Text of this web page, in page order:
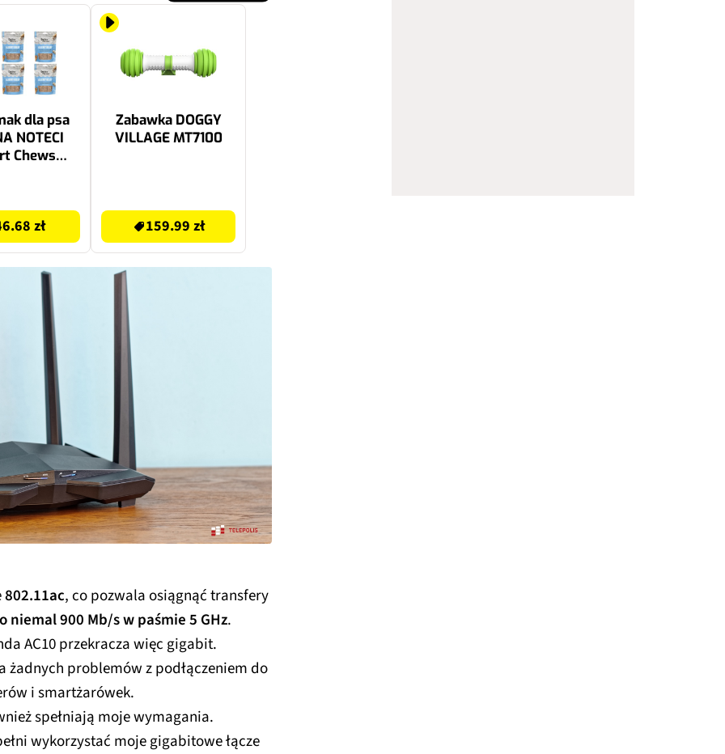
dla psa
NOTECI
Chews
zł
Zabawka DOGGY
VILLAGE MT7100
159.99 zł
802.11ac, co pozwala osiągnąć transfery
niemal 900 Mb/s w paśmie 5 GHz.
AC10 przekracza więc gigabit.
żadnych problemów z podłączeniem do
i smartżarówek.
spełniają moje wymagania.
wykorzystać moje gigabitowe łącze